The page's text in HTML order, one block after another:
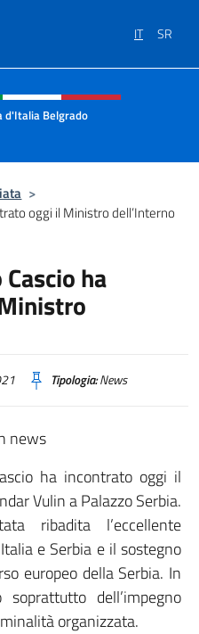
IT SR
e menù
d'Italia Belgrado
>
oggi il Ministro dell’Interno
ha
Tipologia:News
ha incontrato oggi il
Vulin a Palazzo Serbia.
ribadita l’eccellente
e Serbia e il sostegno
europeo della Serbia. In
dell’impegno
organizzata.